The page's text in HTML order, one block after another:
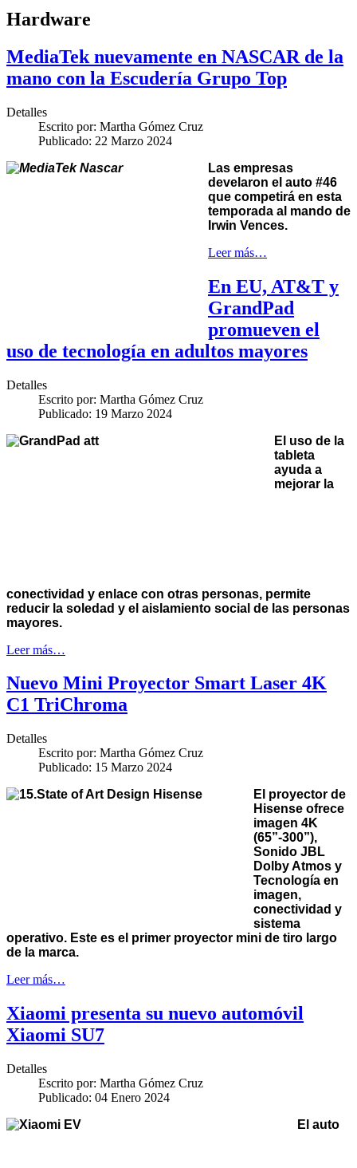
Hardware
MediaTek nuevamente en NASCAR de la
mano con la Escudería Grupo Top
Detalles
Escrito por: Martha Gómez Cruz
Publicado: 22 Marzo 2024
Las empresas
develaron el auto #46
que competirá en esta
temporada al mando de
Irwin Vences.
Leer más…
En EU, AT&T y
GrandPad
promueven el
uso de tecnología en adultos mayores
Detalles
Escrito por: Martha Gómez Cruz
Publicado: 19 Marzo 2024
El uso de la
tableta
ayuda a
mejorar la
conectividad y enlace con otras personas, permite
reducir la soledad y el aislamiento social de las personas
mayores.
Leer más…
Nuevo Mini Proyector Smart Laser 4K
C1 TriChroma
Detalles
Escrito por: Martha Gómez Cruz
Publicado: 15 Marzo 2024
El proyector de
Hisense ofrece
imagen 4K
(65”-300”),
Sonido JBL
Dolby Atmos y
Tecnología en
imagen,
conectividad y
sistema
operativo. Este es el primer proyector mini de tiro largo
de la marca.
Leer más…
Xiaomi presenta su nuevo automóvil
Xiaomi SU7
Detalles
Escrito por: Martha Gómez Cruz
Publicado: 04 Enero 2024
El auto